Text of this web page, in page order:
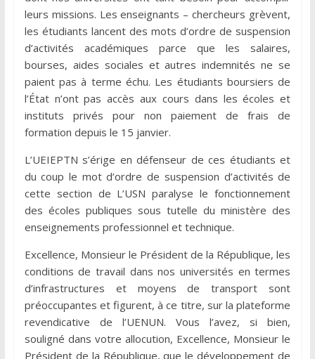
leurs missions. Les enseignants – chercheurs grèvent,
les étudiants lancent des mots d’ordre de suspension
d’activités académiques parce que les salaires,
bourses, aides sociales et autres indemnités ne se
paient pas à terme échu. Les étudiants boursiers de
l’État n’ont pas accès aux cours dans les écoles et
instituts privés pour non paiement de frais de
formation depuis le 15 janvier.
L’UEIEPTN s’érige en défenseur de ces étudiants et
du coup le mot d’ordre de suspension d’activités de
cette section de L’USN paralyse le fonctionnement
des écoles publiques sous tutelle du ministère des
enseignements professionnel et technique.
Excellence, Monsieur le Président de la République, les
conditions de travail dans nos universités en termes
d’infrastructures et moyens de transport sont
préoccupantes et figurent, à ce titre, sur la plateforme
revendicative de l’UENUN. Vous l’avez, si bien,
souligné dans votre allocution, Excellence, Monsieur le
Président de la République, que le développement de